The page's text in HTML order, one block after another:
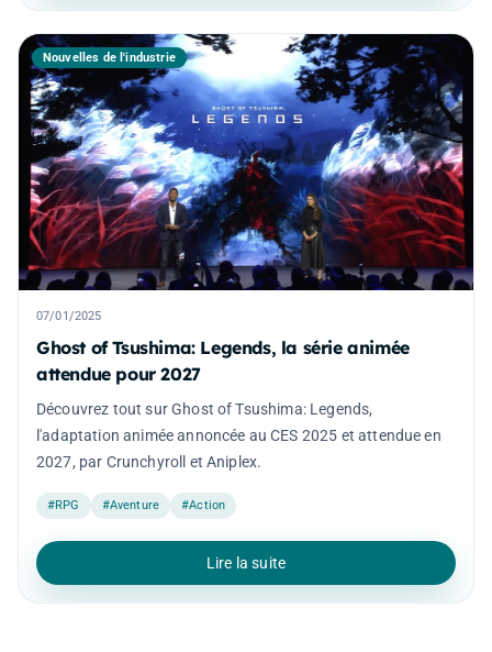
Nouvelles de l'industrie
07/01/2025
Ghost of Tsushima: Legends, la série animée
attendue pour 2027
Découvrez tout sur Ghost of Tsushima: Legends,
l'adaptation animée annoncée au CES 2025 et attendue en
2027, par Crunchyroll et Aniplex.
#RPG #Aventure #Action
Lire la suite